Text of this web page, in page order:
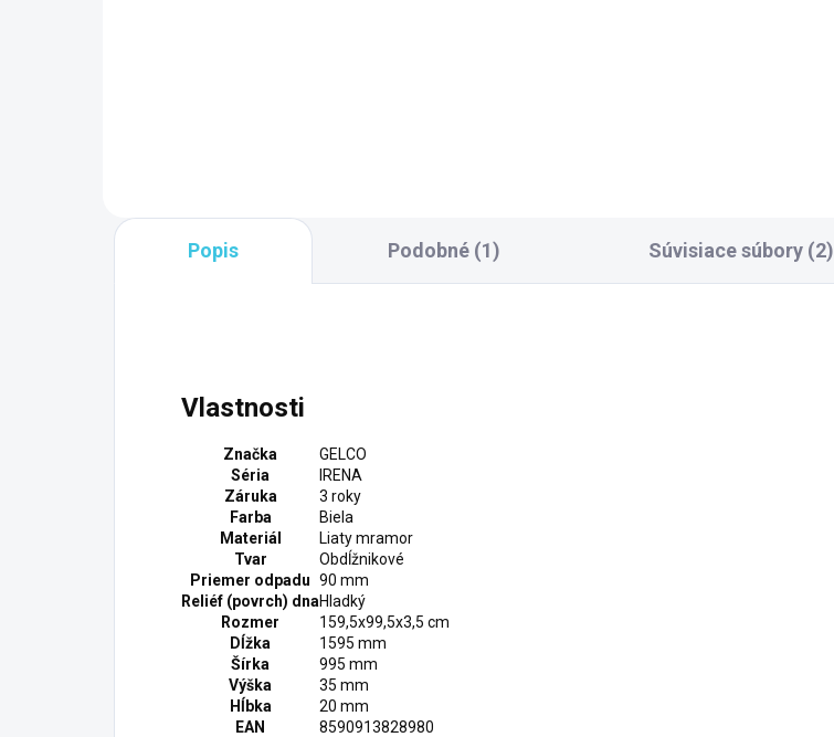
Popis Podobné (1) Súvisiace súbory (2)
Vlastnosti
Značka
GELCO
Séria
IRENA
Záruka
3 roky
Farba
Biela
Materiál
Liaty mramor
Tvar
Obdĺžnikové
Priemer odpadu 90 mm
Reliéf (povrch) dnaHladký
Rozmer
159,5x99,5x3,5 cm
Dĺžka
1595 mm
Šírka
995 mm
Výška
35 mm
Hĺbka
20 mm
EAN
8590913828980